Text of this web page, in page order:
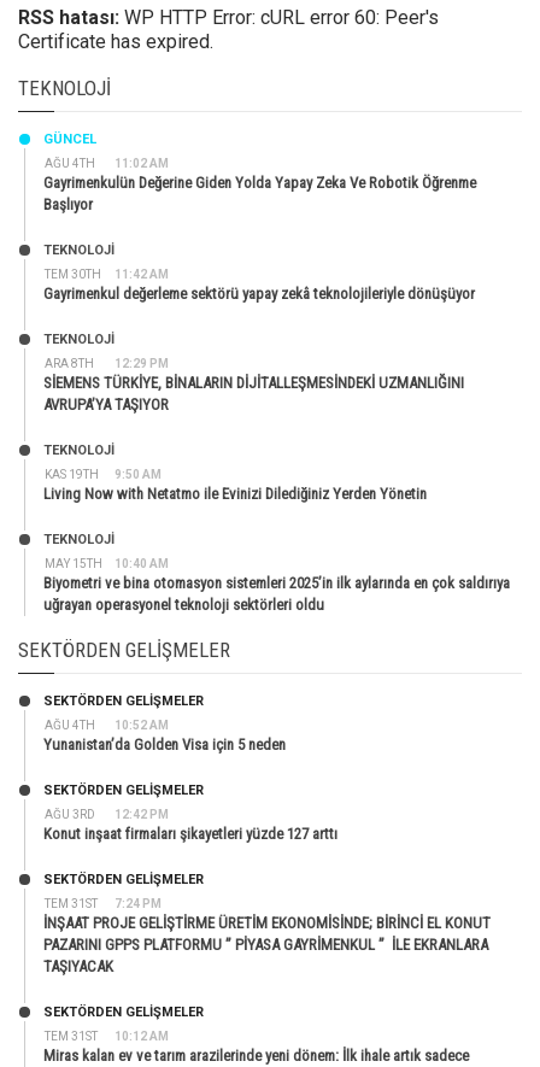
RSS hatası: WP HTTP Error: cURL error 60: Peer's
Certificate has expired.
TEKNOLOJI
AĞU 4TH 11:02 AM
GÜNCEL
Gayrimenkulün Değerine Giden Yolda Yapay Zeka Ve Robotik Öğrenme
Başlıyor
TEM 30TH 11:42 AM
TEKNOLOJİ
Gayrimenkul değerleme sektörü yapay zekâ teknolojileriyle dönüşüyor
ARA 8TH 12:29 PM
TEKNOLOJİ
SİEMENS TÜRKİYE, BİNALARIN DİJİTALLEŞMESİNDEKİ UZMANLIĞINI
AVRUPA’YA TAŞIYOR
KAS 19TH 9:50 AM
TEKNOLOJİ
Living Now with Netatmo ile Evinizi Dilediğiniz Yerden Yönetin
MAY 15TH 10:40 AM
TEKNOLOJİ
Biyometri ve bina otomasyon sistemleri 2025’in ilk aylarında en çok saldırıya
uğrayan operasyonel teknoloji sektörleri oldu
SEKTÖRDEN GELIŞMELER
AĞU 4TH 10:52 AM
SEKTÖRDEN GELIŞMELER
Yunanistan’da Golden Visa için 5 neden
AĞU 3RD 12:42 PM
SEKTÖRDEN GELIŞMELER
Konut inşaat firmaları şikayetleri yüzde 127 arttı
TEM 31ST 7:24 PM
SEKTÖRDEN GELIŞMELER
İNŞAAT PROJE GELİŞTİRME ÜRETİM EKONOMİSİNDE; BİRİNCİ EL KONUT
PAZARINI GPPS PLATFORMU ” PİYASA GAYRİMENKUL ” İLE EKRANLARA
TAŞIYACAK
TEM 31ST 10:12 AM
SEKTÖRDEN GELIŞMELER
Miras kalan ev ve tarım arazilerinde yeni dönem: İlk ihale artık sadece